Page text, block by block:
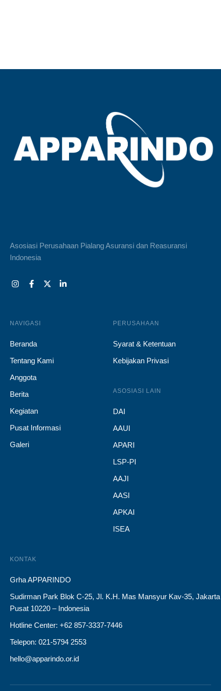
Asosiasi Perusahaan Pialang Asuransi dan Reasuransi
Indonesia
NAVIGASI
Beranda
Tentang Kami
Anggota
Berita
Kegiatan
Pusat Informasi
Galeri
PERUSAHAAN
Syarat & Ketentuan
Kebijakan Privasi
ASOSIASI LAIN
DAI
AAUI
APARI
LSP-PI
AAJI
AASI
APKAI
ISEA
KONTAK
Grha APPARINDO
Sudirman Park Blok C-25, Jl. K.H. Mas Mansyur Kav-35, Jakarta
Pusat 10220 – Indonesia
Hotline Center: +62 857-3337-7446
Telepon: 021-5794 2553
hello@apparindo.or.id